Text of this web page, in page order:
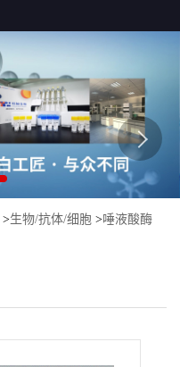
>生物/抗体/细胞 >唾液酸酶